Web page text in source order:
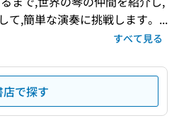
て,簡単な演奏に挑戦します。...
すべて見る
店で探す